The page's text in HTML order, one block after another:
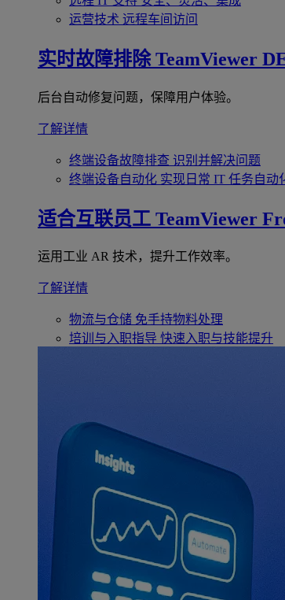
运营技术 远程车间访问
实时故障排除 TeamViewer
后台自动修复问题，保障用户体验。
了解详情
终端设备故障排查 识别并解决问题
终端设备自动化 实现日常 IT 任务自动
适合互联员工 TeamViewer
运用工业 AR 技术，提升工作效率。
了解详情
物流与仓储 免手持物料处理
培训与入职指导 快速入职与技能提升